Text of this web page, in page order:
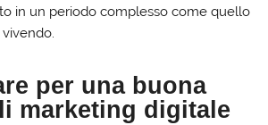
in un periodo complesso come quello
per una buona
marketing digitale